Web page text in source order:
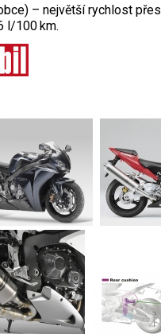
– největší rychlost
l/100 km.